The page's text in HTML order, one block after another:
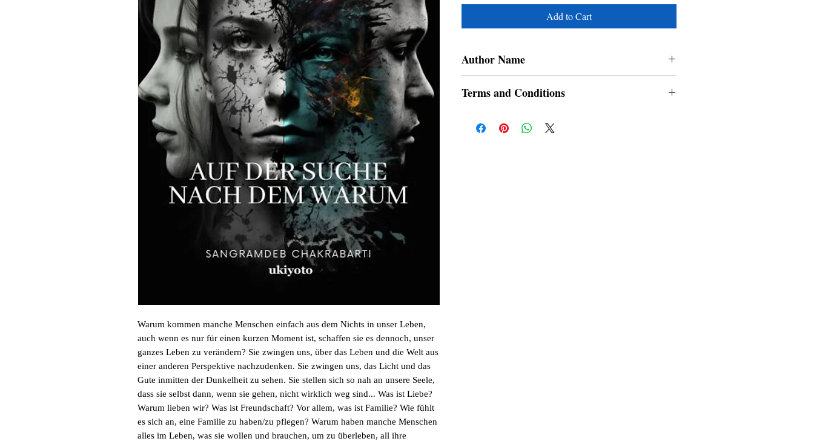
Warum kommen manche Menschen einfach aus dem Nichts in unser Leben,
auch wenn es nur für einen kurzen Moment ist, schaffen sie es dennoch, unser
ganzes Leben zu verändern? Sie zwingen uns, über das Leben und die Welt aus
einer anderen Perspektive nachzudenken. Sie zwingen uns, das Licht und das
Gute inmitten der Dunkelheit zu sehen. Sie stellen sich so nah an unsere Seele,
dass sie selbst dann, wenn sie gehen, nicht wirklich weg sind... Was ist Liebe?
Warum lieben wir? Was ist Freundschaft? Vor allem, was ist Familie? Wie fühlt
es sich an, eine Familie zu haben/zu pflegen? Warum haben manche Menschen
alles im Leben, was sie wollen und brauchen, um zu überleben, all ihre
Add to Cart
Author Name
Terms and Conditions